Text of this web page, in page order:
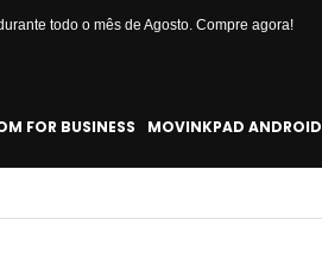
todo o mês de Agosto. Compre agora!
FOR BUSINESS MOVINKPAD ANDROID